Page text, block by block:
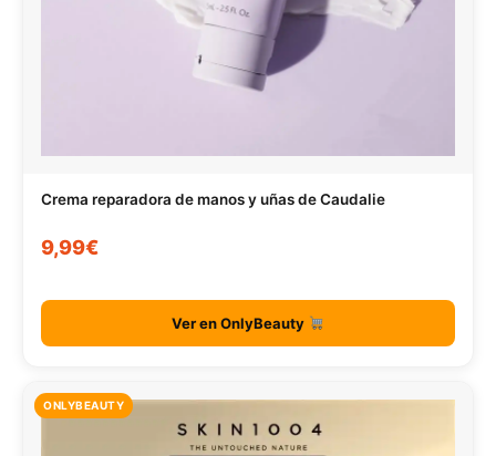
Crema reparadora de manos y uñas de Caudalie
9,99€
Ver en OnlyBeauty
ONLYBEAUTY